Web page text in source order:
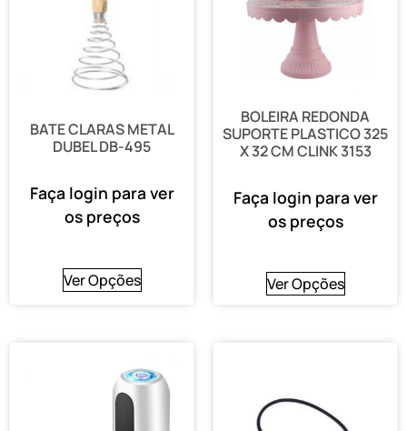
BATE CLARAS METAL
DUBEL DB-495
Faça login para ver
os preços
Ver Opções
BOLEIRA REDONDA
SUPORTE PLASTICO 325
X 32 CM CLINK 3153
Faça login para ver
os preços
Ver Opções